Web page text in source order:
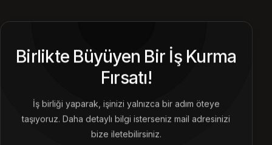
Birlikte Büyüyen Bir İş Kurma
Fırsatı!
İş birliği yaparak, işinizi yalnızca bir adım öteye
taşıyoruz. Daha detaylı bilgi isterseniz mail adresinizi
bize iletebilirsiniz.